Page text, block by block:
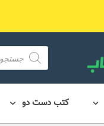
محصول
search
کتب دست دو